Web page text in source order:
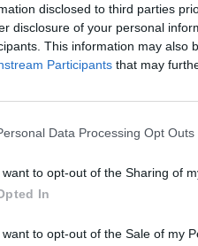
disclosed to third parties
disclosure of your personal
This information may also
Participants that may
Data Processing Opt Outs
want to opt-out of the Sharing of
In
want to opt-out of the Sale of my